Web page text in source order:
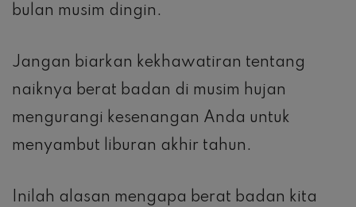
bulan musim dingin.
Jangan biarkan kekhawatiran tentang
naiknya berat badan di musim hujan
mengurangi kesenangan Anda untuk
menyambut liburan akhir tahun.
Inilah alasan mengapa berat badan kita